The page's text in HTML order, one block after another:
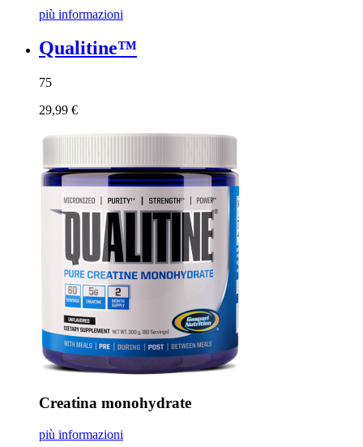
più informazioni
Qualitine™
75
29,99 €
Creatina monohydrate
più informazioni